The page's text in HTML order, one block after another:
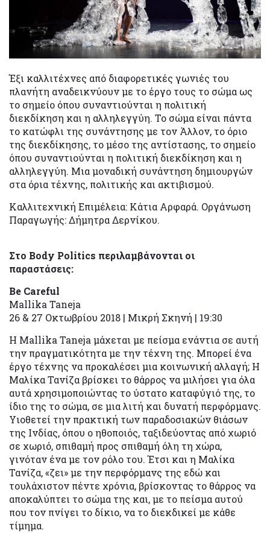
Έξι καλλιτέχνες από διαφορετικές γωνιές του
πλανήτη αναδεικνύουν με το έργο τους το σώμα ως
το σημείο όπου συναντιούνται η πολιτική
διεκδίκηση και η αλληλεγγύη. Το σώμα είναι πάντα
το κατώφλι της συνάντησης με τον Άλλον, το όριο
της διεκδίκησης, το μέσο της αντίστασης, το σημείο
όπου συναντιούνται η πολιτική διεκδίκηση και η
αλληλεγγύη. Μια μοναδική συνάντηση δημιουργών
στα όρια τέχνης, πολιτικής και ακτιβισμού.
Καλλιτεχνική Επιμέλεια: Κάτια Αρφαρά. Οργάνωση
Παραγωγής: Δήμητρα Δερνίκου.
Στο Body Politics περιλαμβάνονται οι
παραστάσεις:
Be Careful
Mallika Taneja
26 & 27 Οκτωβρίου 2018 | Μικρή Σκηνή | 19:30
Η Mallika Taneja μάχεται με πείσμα ενάντια σε αυτή
την πραγματικότητα με την τέχνη της. Μπορεί ένα
έργο τέχνης να προκαλέσει μια κοινωνική αλλαγή; Η
Μαλίκα Τανίζα βρίσκει το θάρρος να μιλήσει για όλα
αυτά χρησιμοποιώντας το ύστατο καταφύγιό της, το
ίδιο της το σώμα, σε μια λιτή και δυνατή περφόρμανς.
Υιοθετεί την πρακτική των παραδοσιακών θιάσων
της Ινδίας, όπου ο ηθοποιός, ταξιδεύοντας από χωριό
σε χωριό, σπιθαμή προς σπιθαμή όλη τη χώρα,
γινόταν ένα με τον ρόλο του. Έτσι και η Μαλίκα
Τανίζα, «ζει» με την περφόρμανς της εδώ και
τουλάχιστον πέντε χρόνια, βρίσκοντας το θάρρος να
αποκαλύπτει το σώμα της και, με το πείσμα αυτού
που τον πνίγει το δίκιο, να το διεκδικεί με κάθε
τίμημα.